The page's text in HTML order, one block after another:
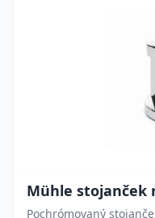
Mühle stojanček
Pochrómovaný